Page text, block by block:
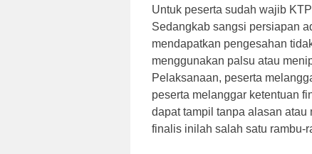
Untuk peserta sudah wajib
Sedangkab sangsi persiapan
mendapatkan pengesahan
menggunakan palsu atau
Pelaksanaan, peserta
peserta melanggar ketentuan
dapat tampil tanpa alasan
finalis inilah salah satu rambu-